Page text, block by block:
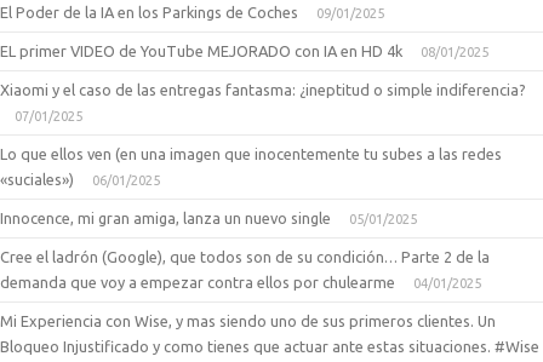
El Poder de la IA en los Parkings de Coches 09/01/2025
EL primer VIDEO de YouTube MEJORADO con IA en HD 4k 08/01/2025
Xiaomi y el caso de las entregas fantasma: ¿ineptitud o simple indiferencia?
07/01/2025
Lo que ellos ven (en una imagen que inocentemente tu subes a las redes
«suciales»)
06/01/2025
Innocence, mi gran amiga, lanza un nuevo single 05/01/2025
Cree el ladrón (Google), que todos son de su condición… Parte 2 de la
demanda que voy a empezar contra ellos por chulearme
04/01/2025
Mi Experiencia con Wise, y mas siendo uno de sus primeros clientes. Un
Bloqueo Injustificado y como tienes que actuar ante estas situaciones. #Wise